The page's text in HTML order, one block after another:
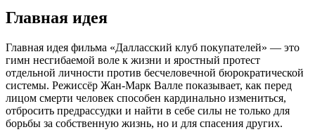
Главная идея
Главная идея фильма «Далласский клуб покупателей» — это
гимн несгибаемой воле к жизни и яростный протест
отдельной личности против бесчеловечной бюрократической
системы. Режиссёр Жан-Марк Валле показывает, как перед
лицом смерти человек способен кардинально измениться,
отбросить предрассудки и найти в себе силы не только для
борьбы за собственную жизнь, но и для спасения других.